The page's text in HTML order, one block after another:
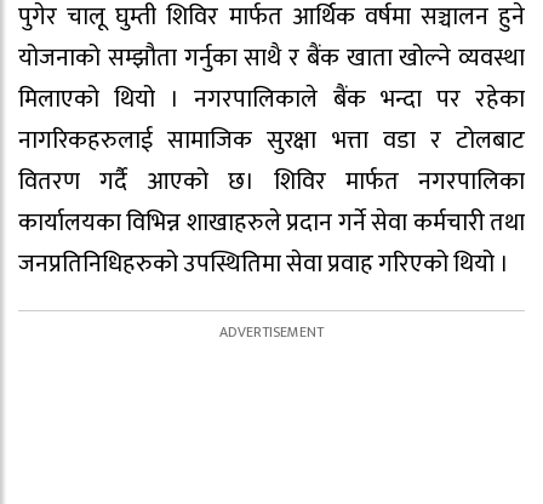
पुगेर चालू घुम्ती शिविर मार्फत आर्थिक वर्षमा सञ्चालन हुने
योजनाको सम्झौता गर्नुका साथै र बैंक खाता खोल्ने व्यवस्था
मिलाएको थियो । नगरपालिकाले बैंक भन्दा पर रहेका
नागरिकहरुलाई सामाजिक सुरक्षा भत्ता वडा र टोलबाट
वितरण गर्दै आएको छ। शिविर मार्फत नगरपालिका
कार्यालयका विभिन्न शाखाहरुले प्रदान गर्ने सेवा कर्मचारी तथा
जनप्रतिनिधिहरुक‍ो उपस्थितिमा सेवा प्रवाह गरिएक‍ो थियो ।